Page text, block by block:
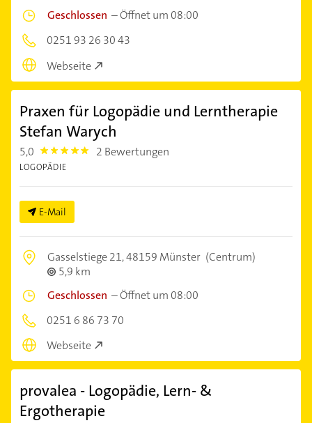
Geschlossen –Öffnet um 08:00
0251 93 26 30 43
Webseite
Praxen für Logopädie und Lerntherapie
Stefan Warych
5,0 5.0 2 Bewertungen
LOGOPÄDIE
E-Mail
Gasselstiege 21,48159 Münster (Centrum)
5,9 km
Geschlossen –Öffnet um 08:00
0251 6 86 73 70
Webseite
provalea - Logopädie, Lern- &
Ergotherapie